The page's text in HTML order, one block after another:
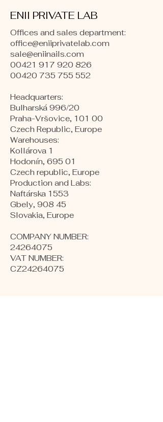
ENII PRIVATE LAB
Offices and sales department:
office@eniiprivatelab.com
sale@eniinails.com
00421 917 920 826
00420 735 755 552
Headquarters:
Bulharská 996/20
Praha-Vršovice, 101 00
Czech Republic, Europe
​Warehouses:
Kollárova 1
Hodonín, 695 01
Czech republic, Europe
Production and Labs:
Naftárska 1553
Gbely, 908 45
Slovakia, Europe
COMPANY NUMBER:
24264075
VAT NUMBER:
CZ24264075